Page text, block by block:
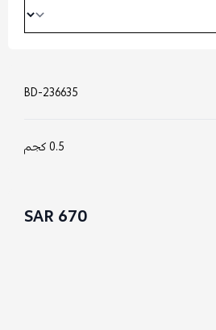
BD-236635
0.5 كجم
670 SAR